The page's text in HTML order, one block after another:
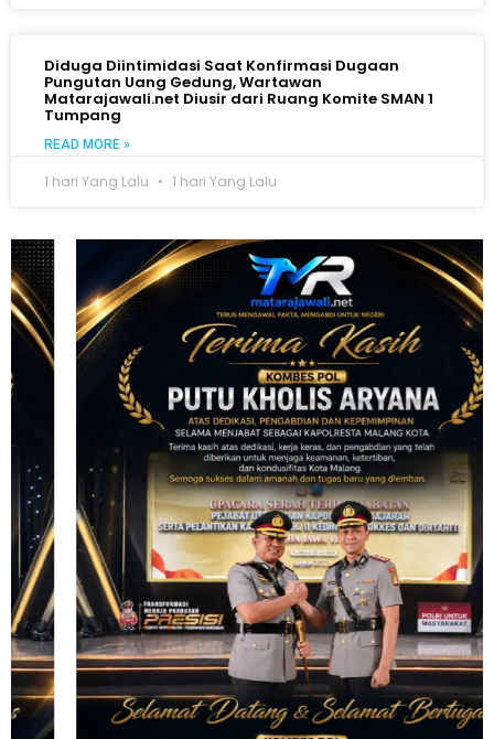
Diduga Diintimidasi Saat Konfirmasi Dugaan
Pungutan Uang Gedung, Wartawan
Matarajawali.net Diusir dari Ruang Komite SMAN 1
Tumpang
READ MORE »
1 hari Yang Lalu 1 hari Yang Lalu